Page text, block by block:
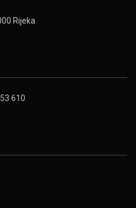
Rijeka
610